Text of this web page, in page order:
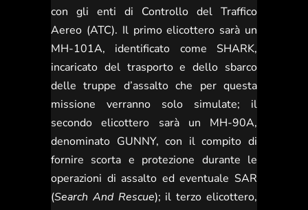
con gli enti di Controllo del Traffico
Aereo (ATC). Il primo elicottero sarà un
MH-101A, identificato come SHARK,
incaricato del trasporto e dello sbarco
delle truppe d’assalto che per questa
missione verranno solo simulate; il
secondo elicottero sarà un MH-90A,
denominato GUNNY, con il compito di
fornire scorta e protezione durante le
operazioni di assalto ed eventuale SAR
(Search And Rescue); il terzo elicottero,